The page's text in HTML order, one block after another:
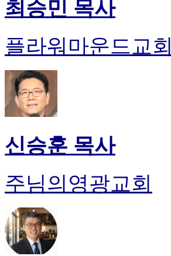
최승민 목사
플라워마운드교회
신승훈 목사
주님의영광교회